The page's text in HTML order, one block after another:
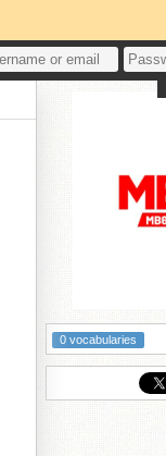
0 vocabularies